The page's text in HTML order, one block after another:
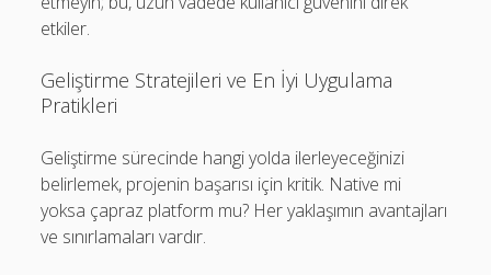
etkiler.
Geliştirme Stratejileri ve En İyi Uygulama
Pratikleri
Geliştirme sürecinde hangi yolda ilerleyeceğinizi
belirlemek, projenin başarısı için kritik. Native mi
yoksa çapraz platform mu? Her yaklaşımın avantajları
ve sınırlamaları vardır.